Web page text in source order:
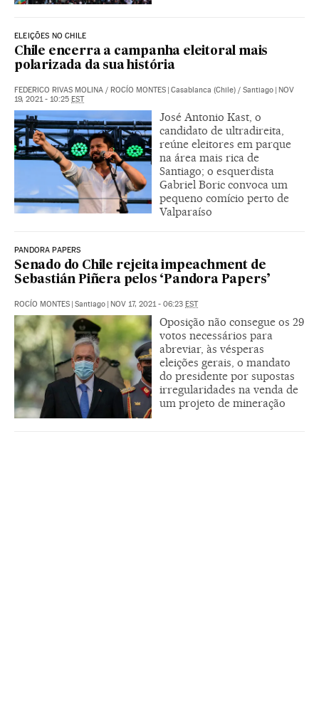
ELEIÇÕES NO CHILE
Chile encerra a campanha eleitoral mais
polarizada da sua história
FEDERICO RIVAS MOLINA / ROCÍO MONTES | Casablanca (Chile) / Santiago | NOV
19, 2021 - 10:25 EST
José Antonio Kast, o
candidato de ultradireita,
reúne eleitores em parque
na área mais rica de
Santiago; o esquerdista
Gabriel Boric convoca um
pequeno comício perto de
Valparaíso
PANDORA PAPERS
Senado do Chile rejeita impeachment de
Sebastián Piñera pelos ‘Pandora Papers’
ROCÍO MONTES | Santiago | NOV 17, 2021 - 06:23 EST
Oposição não consegue os 29
votos necessários para
abreviar, às vésperas
eleições gerais, o mandato
do presidente por supostas
irregularidades na venda de
um projeto de mineração